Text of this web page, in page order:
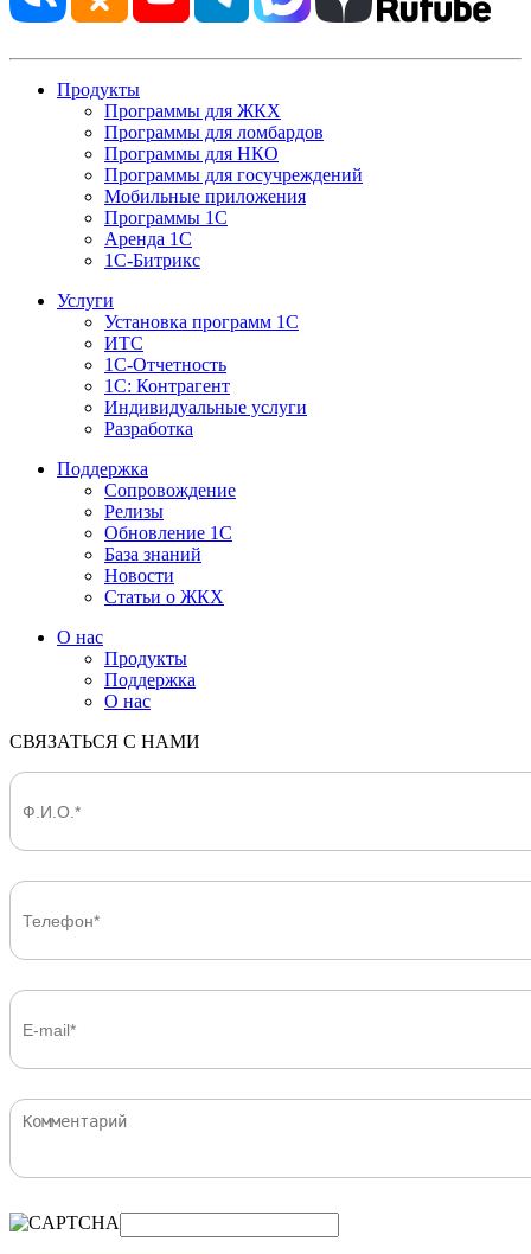
Продукты
Программы для ЖКХ
Программы для ломбардов
Программы для НКО
Программы для госучреждений
Мобильные приложения
Программы 1С
Аренда 1С
1С-Битрикс
Услуги
Установка программ 1С
ИТС
1С-Отчетность
1С: Контрагент
Индивидуальные услуги
Разработка
Поддержка
Сопровождение
Релизы
Обновление 1С
База знаний
Новости
Статьи о ЖКХ
О нас
Продукты
Поддержка
О нас
СВЯЗАТЬСЯ С НАМИ